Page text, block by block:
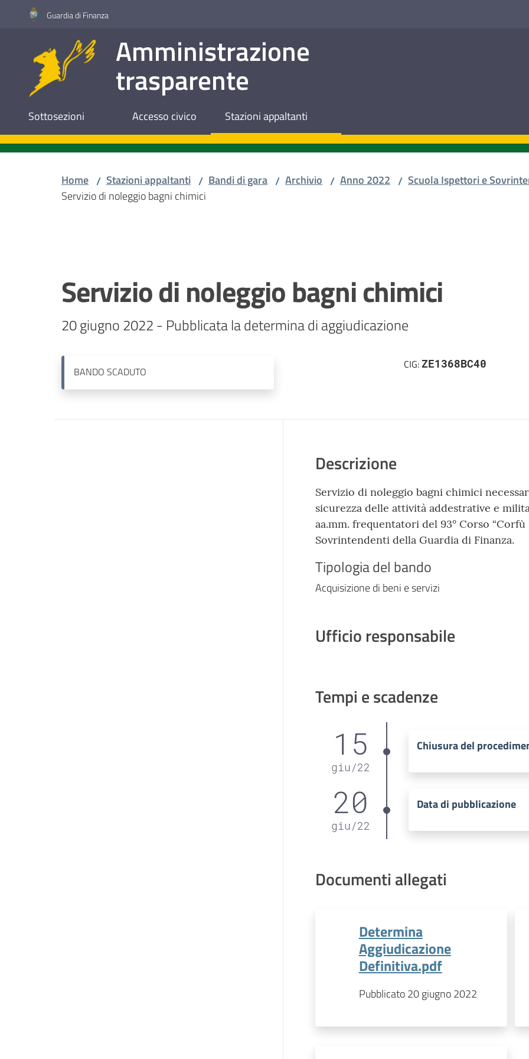
Vai al contenuto
Vai alla navigazione
Vai al footerGuardia di Finanza
Amministrazione
trasparente
Sottosezioni Accesso civico Stazioni appaltanti
Home / Stazioni appaltanti / Bandi di gara / Archivio / Anno 2022 / Scuola Ispettori e
Servizio di noleggio bagni chimici
Servizio di noleggio bagni chimici
BANDO SCADUTO
CIG:ZE1368BC40
Descrizione
Servizio di noleggio bagni chimici
sicurezza delle attività addestrative e
aa.mm. frequentatori del 93° Corso
Sovrintendenti della Guardia di Finanza.
Tipologia del bando
Acquisizione di beni e servizi
Ufficio responsabile
Tempi e scadenze
15
giu /22
Chiusura del
20
giu /22
Data di pubblicazione
Documenti allegati
Determina
Aggiudicazione
Definitiva.pdf
Pubblicato 20 giugno 2022